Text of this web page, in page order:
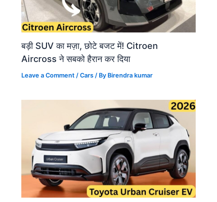
बड़ी SUV का मज़ा, छोटे बजट में! Citroen
Aircross ने सबको हैरान कर दिया
Leave a Comment /Cars / By Birendra kumar